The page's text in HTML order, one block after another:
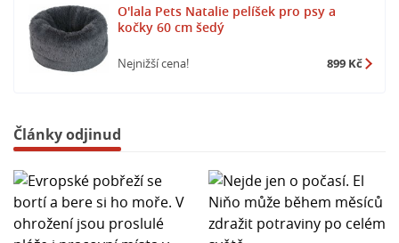
O'lala Pets Natalie pelíšek pro psy a
kočky 60 cm šedý
Nejnižší cena! 899 Kč
Články odjinud